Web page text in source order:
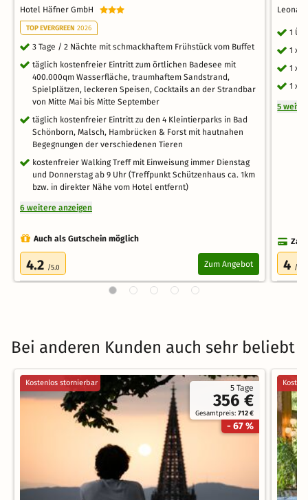
Hotel Häfner GmbH
TOP EVERGREEN 2026
3 Tage / 2 Nächte mit schmackhaftem Frühstück vom Buffet
täglich kostenfreier Eintritt zum örtlichen Badesee mit
400.000qm Wasserfläche, traumhaftem Sandstrand,
Spielplätzen, leckeren Speisen, Cocktails an der Strandbar
von Mitte Mai bis Mitte September
täglich kostenfreier Eintritt zu den 4 Kleintierparks in Bad
Schönborn, Malsch, Hambrücken & Forst mit hautnahen
Begegnungen der verschiedenen Tieren
kostenfreier Walking Treff mit Einweisung immer Dienstag
und Donnerstag ab 9 Uhr (Treffpunkt Schützenhaus ca. 1km
bzw. in direkter Nähe vom Hotel entfernt)
6 weitere anzeigen
Auch als Gutschein möglich
4.2 /5.0 Zum Angebot
1
1 x
1 x
1 x
5
4 /5.0
Bei anderen Kunden auch sehr beliebt
5 Tage
356 €
Gesamtpreis:712 €
- 67 %
Kostenlos stornierbar